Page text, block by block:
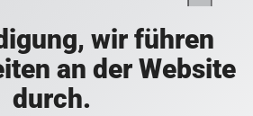
wir führen
an der Website
durch.